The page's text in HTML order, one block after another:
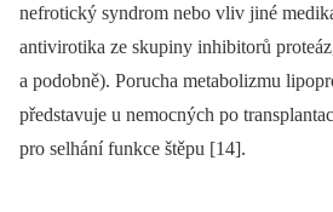
nefrotický syndrom nebo vliv jiné
antivirotika ze skupiny inhibitorů
a podobně). Porucha metabolizmu
představuje u nemocných po
pro selhání funkce štěpu [14].